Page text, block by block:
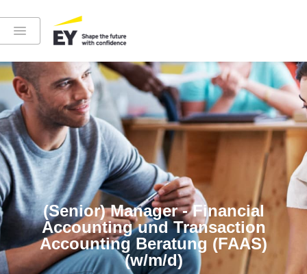
Instagram
LinkedIn
YouTube
Höre in die EY-Welt rein
(Senior) Manager - Financial
Accounting und Transaction
Accounting Beratung (FAAS)
(w/m/d)